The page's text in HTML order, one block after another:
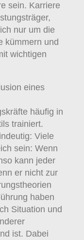
sein. Karriere
nur um die
kümmern und
wichtigen
eines
häufig in
trainiert.
Viele
sein: Wenn
kann jeder
er nicht zur
haben
Situation und
ist. Dabei